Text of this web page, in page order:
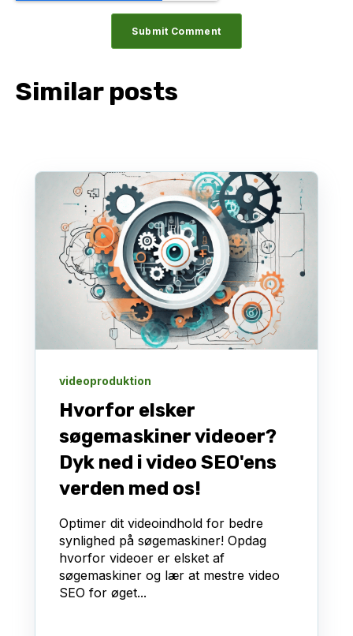
Similar posts
videoproduktion
Hvorfor elsker
søgemaskiner videoer?
Dyk ned i video SEO'ens
verden med os!
Optimer dit videoindhold for bedre
synlighed på søgemaskiner! Opdag
hvorfor videoer er elsket af
søgemaskiner og lær at mestre video
SEO for øget...